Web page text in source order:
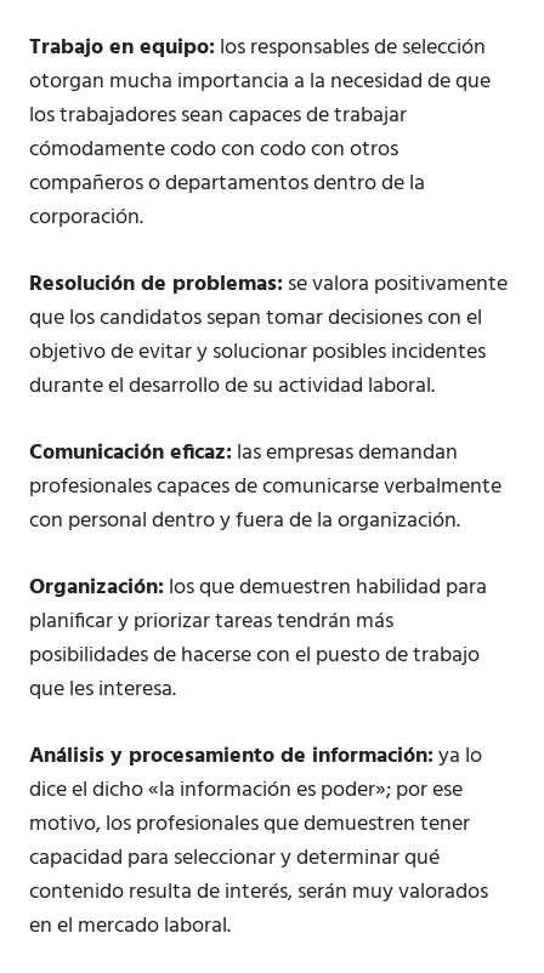
Trabajo en equipo:los responsables de selección
otorgan mucha importancia a la necesidad de que
los trabajadores sean capaces de trabajar
cómodamente codo con codo con otros
compañeros o departamentos dentro de la
corporación.
Resolución de problemas:se valora positivamente
que los candidatos sepan tomar decisiones con el
objetivo de evitar y solucionar posibles incidentes
durante el desarrollo de su actividad laboral.
Comunicación eficaz:las empresas demandan
profesionales capaces de comunicarse verbalmente
con personal dentro y fuera de la organización.
Organización:los que demuestren habilidad para
planificar y priorizar tareas tendrán más
posibilidades de hacerse con el puesto de trabajo
que les interesa.
Análisis y procesamiento de información:ya lo
dice el dicho «la información es poder»; por ese
motivo, los profesionales que demuestren tener
capacidad para seleccionar y determinar qué
contenido resulta de interés, serán muy valorados
en el mercado laboral.